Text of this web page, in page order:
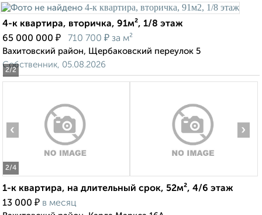
2/2
4-к квартира, вторичка, 91м², 1/8 этаж
65 000 000 ₽ 710 700 ₽ за м²
Вахитовский район, Щербаковский переулок 5
Собственник, 05.08.2026
2/4
‹ ›
1-к квартира, на длительный срок, 52м², 4/6 этаж
13 000 ₽ в месяц